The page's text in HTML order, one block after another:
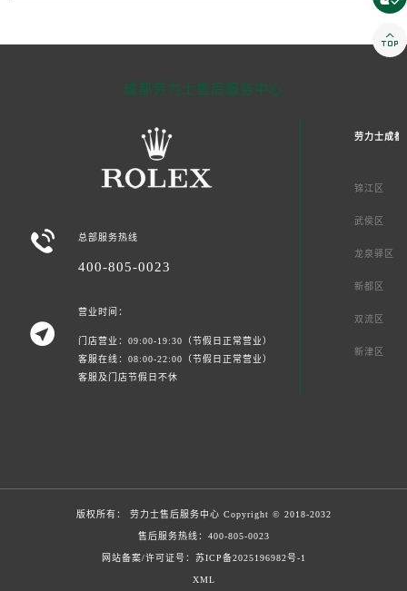
成都劳力士售后服务中心
 总部服务热线
400-805-0023

营业时间：
门店营业：09:00-19:30（节假日正常营业）
客服在线：08:00-22:00（节假日正常营业）
客服及门店节假日不休
劳力士成都
锦江区
武侯区
龙泉驿区
新都区
双流区
新津区
版权所有： 劳力士售后服务中心 Copyright © 2018-2032
售后服务热线： 400-805-0023
网站备案/许可证号：苏ICP备2025196982号-1
XML
